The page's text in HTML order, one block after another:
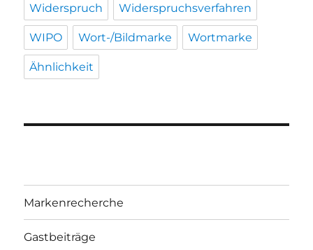
Widerspruch Widerspruchsverfahren
WIPO Wort-/Bildmarke Wortmarke
Ähnlichkeit
Markenrecherche
Gastbeiträge